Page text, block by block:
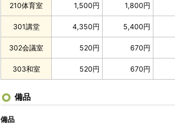
210体育室 1,500円 1,800円
301講堂 4,350円 5,400円
302会議室 520円 670円
303和室 520円 670円
備品
備品